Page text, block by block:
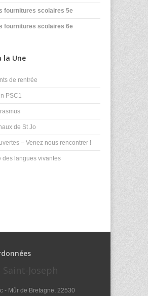
fournitures scolaires 5e
fournitures scolaires 6e
la Une
de rentrée
PSC1
de St Jo
– Venez nous rencontrer !
des langues vivantes
Saint-Joseph
- Mûr de Bretagne, 22530